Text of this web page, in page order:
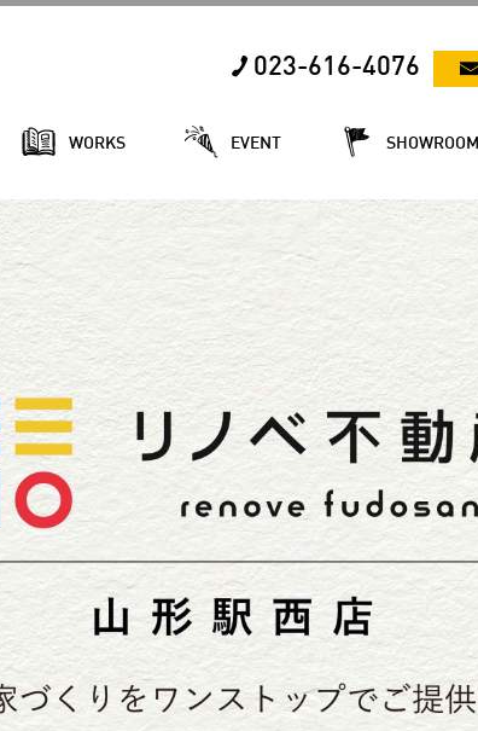
023-616-4076
WORKS EVENT SHOWROOM